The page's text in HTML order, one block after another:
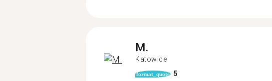
M.
Katowice
format_quote 5